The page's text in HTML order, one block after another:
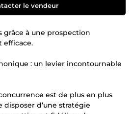
le vendeur
grâce à une prospection
efficace.
: un levier incontournable
est de plus en plus
disposer d’une stratégie